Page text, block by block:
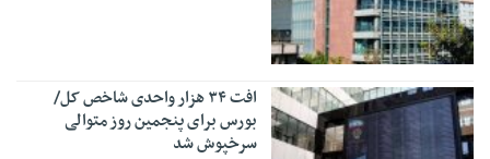
افت ۳۴ هزار واحدی شاخص کل/
بورس برای پنجمین روز متوالی
سرخپوش شد